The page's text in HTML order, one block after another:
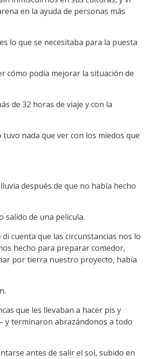
en la ayuda de personas más
lo que se necesitaba para la puesta
cómo podía mejorar la situación de
de 32 horas de viaje y con la
nada que ver con los miedos que
después de que no había hecho
salido de una película.
cuenta que las circunstancias nos lo
hecho para preparar comedor,
por tierra nuestro proyecto, había
que les llevaban a hacer pis y
y terminaron abrazándonos a todo
antes de salir el sol, subido en